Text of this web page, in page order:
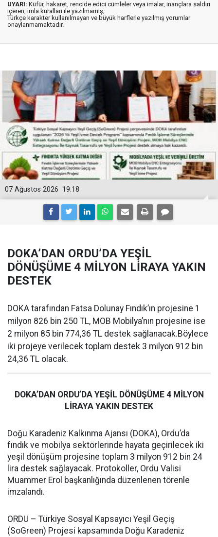
UYARI: Küfür, hakaret, rencide edici cümleler veya imalar, inançlara saldırı
içeren, imla kuralları ile yazılmamış,
Türkçe karakter kullanılmayan ve büyük harflerle yazılmış yorumlar
onaylanmamaktadır.
19:18
07 Ağustos 2026
DOKA’DAN ORDU’DA YEŞİL
DÖNÜŞÜME 4 MİLYON LİRAYA YAKIN
DESTEK
DOKA tarafından Fatsa Dolunay Fındık’ın projesine 1
milyon 826 bin 250 TL, MOB Mobilya’nın projesine ise
2 milyon 85 bin 774,36 TL destek sağlanacak.Böylece
iki projeye verilecek toplam destek 3 milyon 912 bin
24,36 TL olacak.
DOKA’DAN ORDU’DA YEŞİL DÖNÜŞÜME 4 MİLYON
LİRAYA YAKIN DESTEK
Doğu Karadeniz Kalkınma Ajansı (DOKA), Ordu’da
fındık ve mobilya sektörlerinde hayata geçirilecek iki
yeşil dönüşüm projesine toplam 3 milyon 912 bin 24
lira destek sağlayacak. Protokoller, Ordu Valisi
Muammer Erol başkanlığında düzenlenen törenle
imzalandı.
ORDU – Türkiye Sosyal Kapsayıcı Yeşil Geçiş
(SoGreen) Projesi kapsamında Doğu Karadeniz